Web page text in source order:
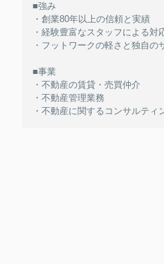
■強み
・創業80年以上の信頼と実績
・経験豊富なスタッフによる対
・フットワークの軽さと独自の
■事業
・不動産の賃貸・売買仲介
・不動産管理業務
・不動産に関するコンサルティ